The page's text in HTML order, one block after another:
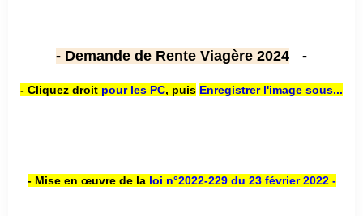
- Demande de Rente Viagère 2024 -
- Cliquez droit pour les PC, puis Enregistrer l'image sous...
- Mise en œuvre de la loi n°2022-229 du 23 février 2022 -